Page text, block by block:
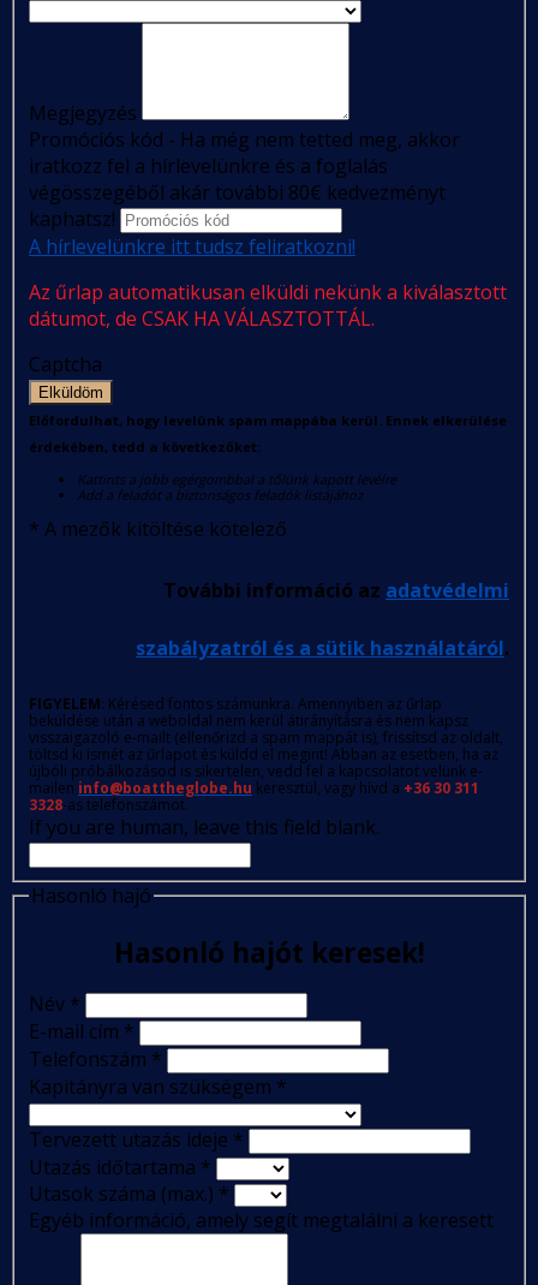
Megjegyzés
Promóciós kód - Ha még nem tetted meg, akkor
iratkozz fel a hírlevelünkre és a foglalás
végösszegéből akár további 80€ kedvezményt
kaphatsz!
A hírlevelünkre itt tudsz feliratkozni!
Az űrlap automatikusan elküldi nekünk a kiválasztott
dátumot, de CSAK HA VÁLASZTOTTÁL.
Captcha
Elküldöm
Előfordulhat, hogy levelünk spam mappába kerül. Ennek elkerülése
érdekében, tedd a következőket:
Kattints a jobb egérgombbal a tőlünk kapott levélre
Add a feladót a biztonságos feladók listájához
* A mezők kitöltése kötelező
További információ az adatvédelmi
szabályzatról és a sütik használatáról.
FIGYELEM: Kérésed fontos számunkra. Amennyiben az űrlap
beküldése után a weboldal nem kerül átirányításra és nem kapsz
visszaigazoló e-mailt (ellenőrizd a spam mappát is), frissítsd az oldalt,
töltsd ki ismét az űrlapot és küldd el megint! Abban az esetben, ha az
újbóli próbálkozásod is sikertelen, vedd fel a kapcsolatot velünk e-
mailen info@boattheglobe.hu keresztül, vagy hívd a +36 30 311
3328-as telefonszámot.
If you are human, leave this field blank.
Hasonló hajó
Hasonló hajót keresek!
Név *
E-mail cím *
Telefonszám *
Kapitányra van szükségem *
Tervezett utazás ideje *
Utazás időtartama *
Utasok száma (max.) *
Egyéb információ, amely segít megtalálni a keresett